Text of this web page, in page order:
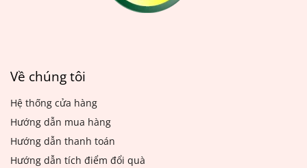
Về chúng tôi
Hệ thống cửa hàng
Hướng dẫn mua hàng
Hướng dẫn thanh toán
Hướng dẫn tích điểm đổi quà